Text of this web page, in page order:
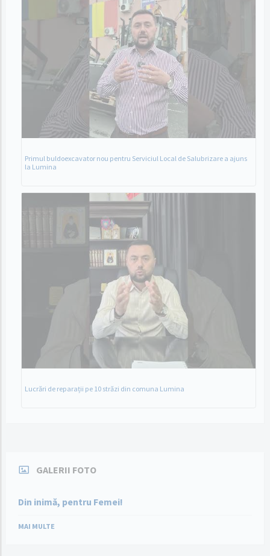
Primul buldoexcavator nou pentru Serviciul Local de Salubrizare a ajuns
la Lumina
Lucrări de reparații pe 10 străzi din comuna Lumina
GALERII FOTO
Din inimă, pentru Femei!
MAI MULTE